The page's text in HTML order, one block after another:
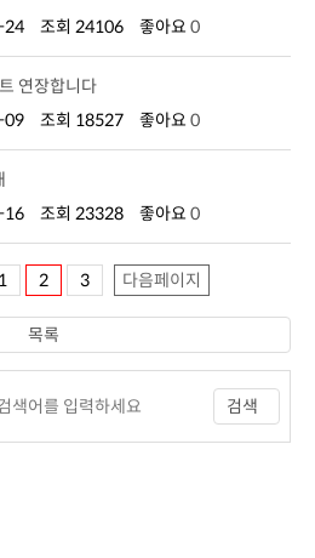
24 조회 24106 좋아요 0
연장합니다
09 조회 18527 좋아요 0
16 조회 23328 좋아요 0
1 2 3 다음페이지
검색
목록